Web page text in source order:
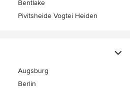
Bentlake
Pivitsheide Vogtei Heiden
Augsburg
Berlin